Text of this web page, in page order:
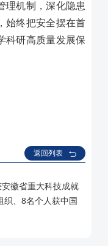
理机制，深化隐患
始终把安全摆在首
科研高质量发展保
返回列表
徽省重大科技成就
织、8名个人获中国